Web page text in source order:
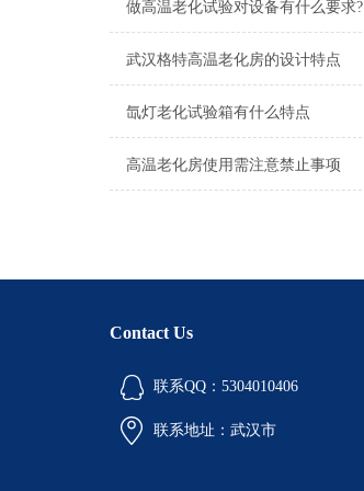
做高温老化试验对设备有什么要求?
武汉格特高温老化房的设计特点
氙灯老化试验箱有什么特点
高温老化房使用需注意禁止事项
Contact Us
联系QQ：5304010406
联系地址：武汉市